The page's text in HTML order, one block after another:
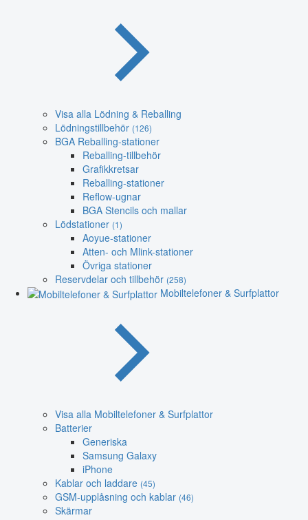
Visa alla Lödning & Reballing
Lödningstillbehör (126)
BGA Reballing-stationer
Reballing-tillbehör
Grafikkretsar
Reballing-stationer
Reflow-ugnar
BGA Stencils och mallar
Lödstationer (1)
Aoyue-stationer
Atten- och Mlink-stationer
Övriga stationer
Reservdelar och tillbehör (258)
Mobiltelefoner & Surfplattor
Visa alla Mobiltelefoner & Surfplattor
Batterier
Generiska
Samsung Galaxy
iPhone
Kablar och laddare (45)
GSM-upplåsning och kablar (46)
Skärmar